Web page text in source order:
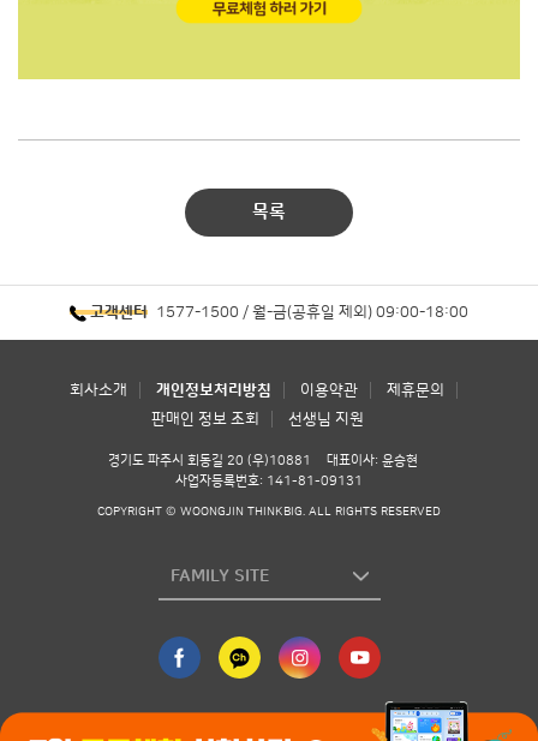
목록
고객센터 1577-1500 / 월-금(공휴일 제외) 09:00-18:00
회사소개 개인정보처리방침 이용약관
제휴문의
판매인 정보 조회
선생님 지원
경기도 파주시 회동길 20 (우)10881
대표이사: 윤승현
사업자등록번호: 141-81-09131
COPYRIGHT © WOONGJIN THINKBIG. ALL RIGHTS RESERVED
FAMILY SITE